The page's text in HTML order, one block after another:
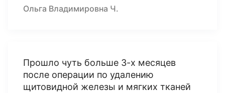
Ольга Владимировна Ч.
Прошло чуть больше 3-х месяцев
после операции по удалению
щитовидной железы и мягких тканей